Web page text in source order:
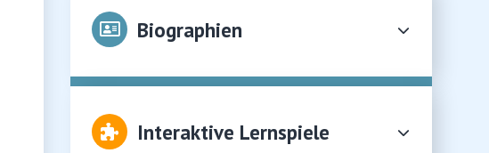
Biographien
Interaktive Lernspiele